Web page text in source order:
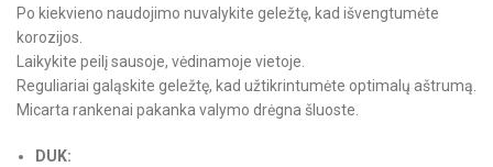
Po kiekvieno naudojimo nuvalykite geležtę, kad išvengtumėte
korozijos.
Laikykite peilį sausoje, vėdinamoje vietoje.
Reguliariai galąskite geležtę, kad užtikrintumėte optimalų aštrumą.
Micarta rankenai pakanka valymo drėgna šluoste.
DUK: